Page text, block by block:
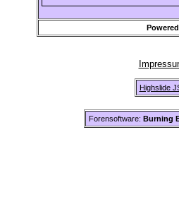
Highslide
Forensoftware: Burning